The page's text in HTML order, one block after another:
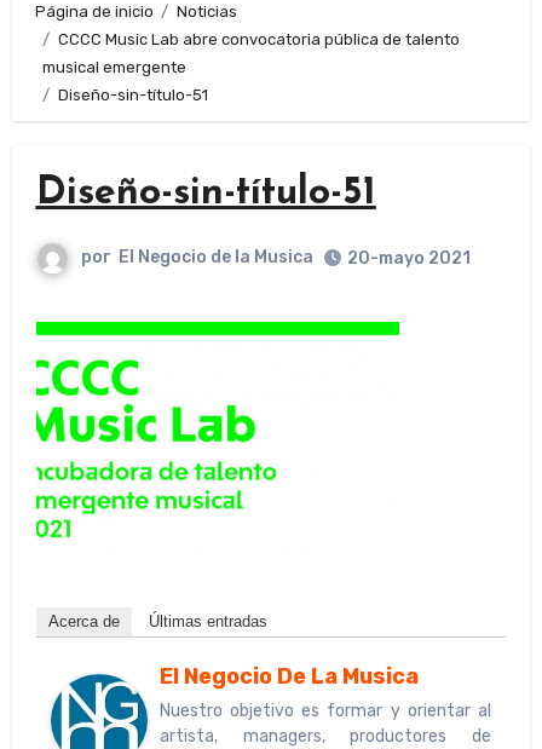
Página de inicio
Noticias
CCCC Music Lab abre convocatoria pública de talento
musical emergente
Diseño-sin-título-51
Diseño-sin-título-51
por El Negocio de la Musica 20-mayo 2021
Acerca de Últimas entradas
El Negocio De La Musica
Nuestro objetivo es formar y orientar al
artista, managers, productores de